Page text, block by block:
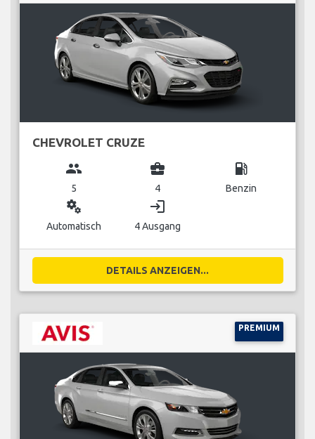
CHEVROLET CRUZE
group
5
business_center
4
local_gas_station
Benzin
miscellaneous_services
Automatisch
login
4 Ausgang
DETAILS ANZEIGEN...
PREMIUM